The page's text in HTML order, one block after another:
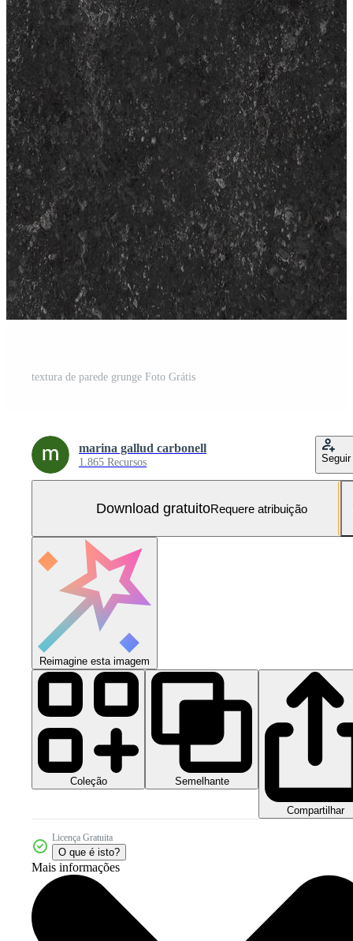
textura de parede grunge Foto Grátis
marina gallud carbonell
1.865 Recursos Seguir
Download gratuitoRequere atribuição
Reimagine esta imagem
Coleção Semelhante
Compartilhar
Licença Gratuita
O que é isto?
Mais informações